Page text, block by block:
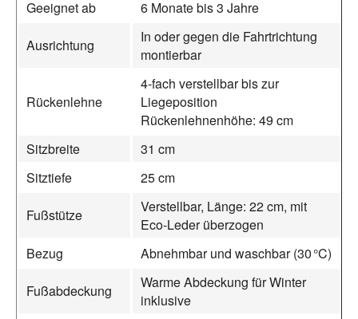
Geeignet ab 6 Monate bis 3 Jahre
Ausrichtung
In oder gegen die Fahrtrichtung
montierbar
Rückenlehne
4‑fach verstellbar bis zur
Liegeposition
Rückenlehnenhöhe: 49 cm
Sitzbreite
31 cm
Sitztiefe
25 cm
Fußstütze
Verstellbar, Länge: 22 cm, mit
Eco-Leder überzogen
Bezug
Abnehmbar und waschbar (30 °C)
Fußabdeckung
Warme Abdeckung für Winter
inklusive